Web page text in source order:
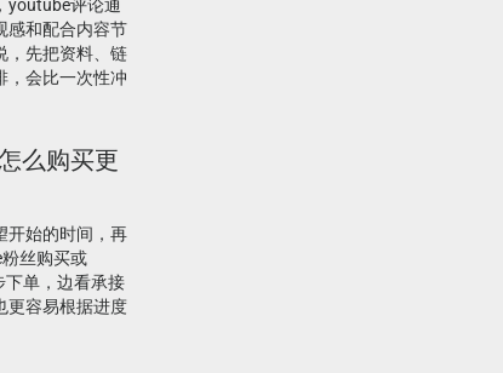
youtube评论通
感和配合内容节
，先把资料、链
，会比一次性冲
么购买更
开始的时间，再
丝购买或
下单，边看承接
更容易根据进度